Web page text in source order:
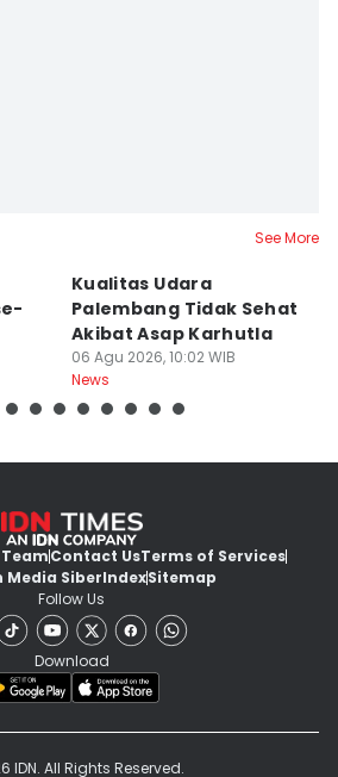
See More
Kualitas Udara
Palembang Tidak Sehat
Akibat Asap Karhutla
06 Agu 2026, 10:02 WIB
News
Contact UsTerms of Services
Media SiberIndexSitemap
Follow Us
Download
IDN. All Rights Reserved.